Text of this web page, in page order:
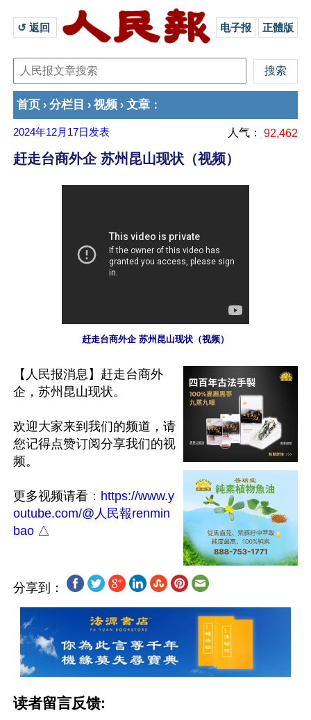
↺ 返回 电子报 正體版
首页 › 分栏目 › 视频 › 文章 ：
2024年12月17日 发表 人气： 92,462
赶走台商外企 苏州昆山现状（视频）
赶走台商外企 苏州昆山现状（视频）
【人民报消息】赶走台商外
企，苏州昆山现状。
欢迎大家来到我们的频道，请
您记得点赞订阅分享我们的视
频。
更多视频请看： https://www.y
outube.com/@人民報renmin
bao
分享到：
读者留言反馈: